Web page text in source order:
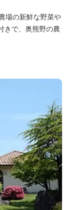
場の新鮮な野菜や
きで、奥熊野の農